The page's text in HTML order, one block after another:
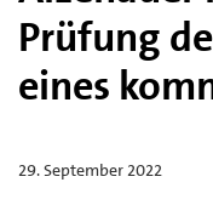
Prüfung
eines
29. September 2022